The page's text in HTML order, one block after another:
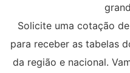
Solicite uma cotação
para receber as tabelas
da região e nacional.